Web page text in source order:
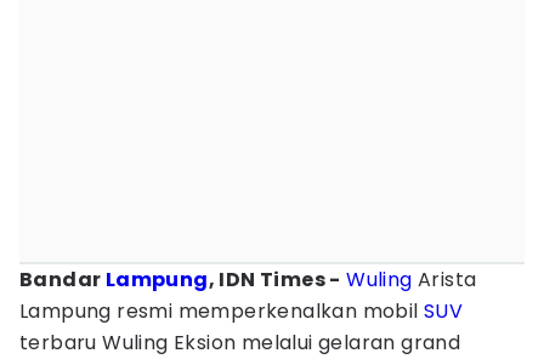
Bandar Lampung, IDN Times - Wuling Arista
Lampung resmi memperkenalkan mobil SUV
terbaru Wuling Eksion melalui gelaran grand